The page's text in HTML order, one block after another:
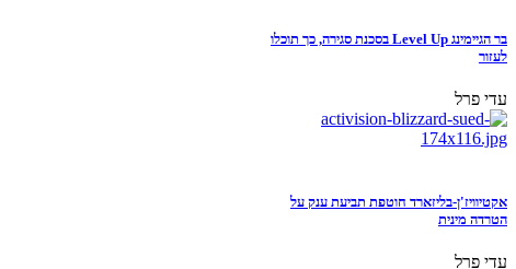
בר הגיימינג Level Up בסכנת סגירה, כך תוכלו
לעזור
עדי פרל
אקטיוויז'ן-בליזארד חוטפת תביעת ענק על
הטרדה מינית
עדי פרל